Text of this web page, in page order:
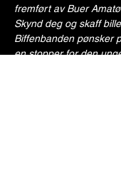
fremført av Buer
Skynd deg og skaff
Biffenbanden pønsker
en stopper for den